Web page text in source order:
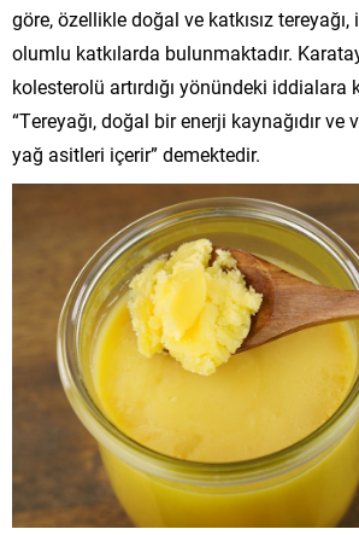
göre, özellikle doğal ve katkısız tereyağı,
olumlu katkılarda bulunmaktadır.
kolesterolü artırdığı yönündeki iddialara
“Tereyağı, doğal bir enerji kaynağıdır ve
yağ asitleri içerir” demektedir.